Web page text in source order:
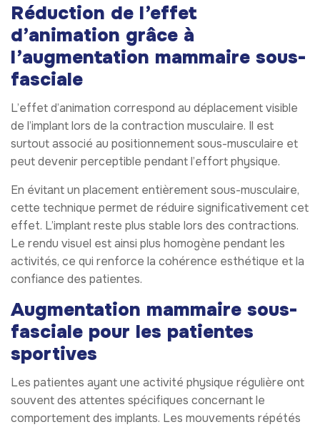
Réduction de l’effet
d’animation grâce à
l’augmentation mammaire sous-
fasciale
L’effet d’animation correspond au déplacement visible
de l’implant lors de la contraction musculaire. Il est
surtout associé au positionnement sous-musculaire et
peut devenir perceptible pendant l’effort physique.
En évitant un placement entièrement sous-musculaire,
cette technique permet de réduire significativement cet
effet. L’implant reste plus stable lors des contractions.
Le rendu visuel est ainsi plus homogène pendant les
activités, ce qui renforce la cohérence esthétique et la
confiance des patientes.
Augmentation mammaire sous-
fasciale pour les patientes
sportives
Les patientes ayant une activité physique régulière ont
souvent des attentes spécifiques concernant le
comportement des implants. Les mouvements répétés